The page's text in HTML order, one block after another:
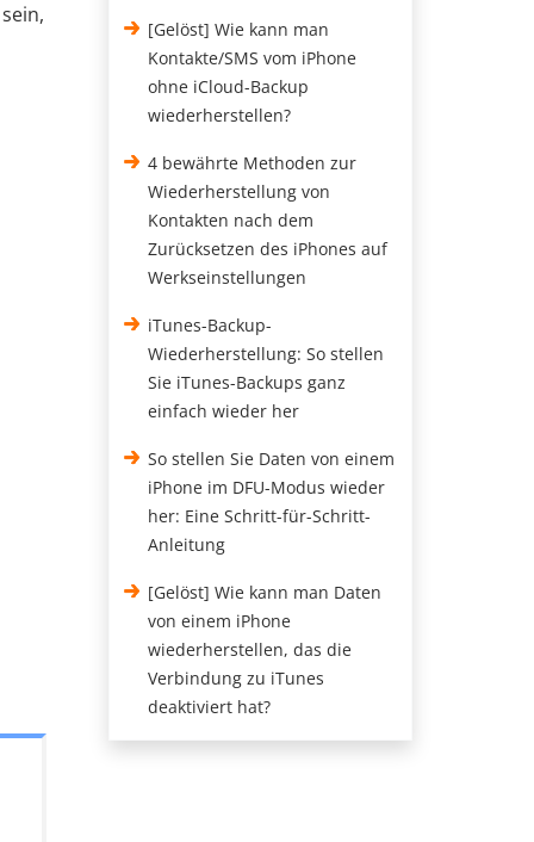
[Gelöst] Wie kann man
Kontakte/SMS vom iPhone
ohne iCloud-Backup
wiederherstellen?
4 bewährte Methoden zur
Wiederherstellung von
Kontakten nach dem
Zurücksetzen des iPhones auf
Werkseinstellungen
iTunes-Backup-
Wiederherstellung: So stellen
Sie iTunes-Backups ganz
einfach wieder her
So stellen Sie Daten von einem
iPhone im DFU-Modus wieder
her: Eine Schritt-für-Schritt-
Anleitung
[Gelöst] Wie kann man Daten
von einem iPhone
wiederherstellen, das die
Verbindung zu iTunes
deaktiviert hat?